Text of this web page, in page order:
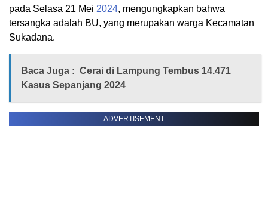
pada Selasa 21 Mei 2024, mengungkapkan bahwa
tersangka adalah BU, yang merupakan warga Kecamatan
Sukadana.
Baca Juga : Cerai di Lampung Tembus 14.471
Kasus Sepanjang 2024
ADVERTISEMENT